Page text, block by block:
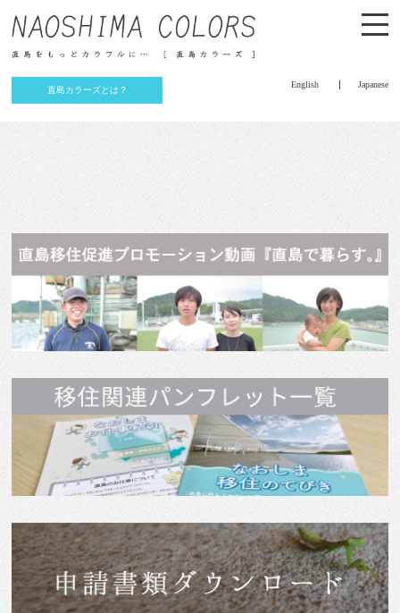
直島カラーズとは？
English Japanese